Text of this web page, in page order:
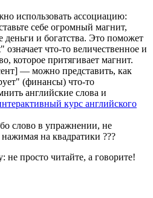
использовать ассоциацию:
себе огромный магнит,
деньги и богатства. Это поможет
что-то величественное и
которое притягивает магнит.
— можно представить, как
(финансы) что-то
английские слова и
курс английского
слово в упражнении, не
нажимая на квадратики ???
просто читайте, а говорите!